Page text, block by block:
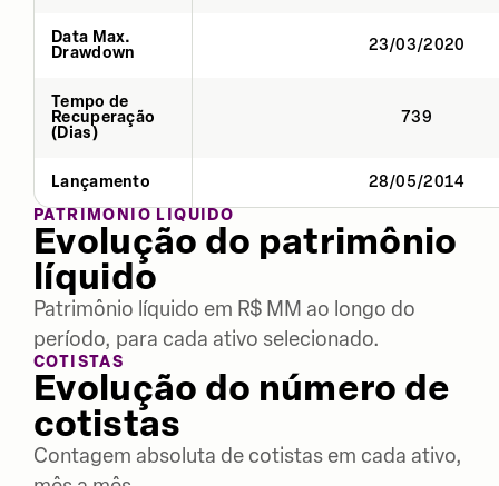
Data Max.
Drawdown
23/03/2020
Tempo de
Recuperação
(Dias)
739
Lançamento
28/05/2014
PATRIMÔNIO LÍQUIDO
Evolução do patrimônio
líquido
Patrimônio líquido em R$ MM ao longo do
período, para cada ativo selecionado.
COTISTAS
Evolução do número de
cotistas
Contagem absoluta de cotistas em cada ativo,